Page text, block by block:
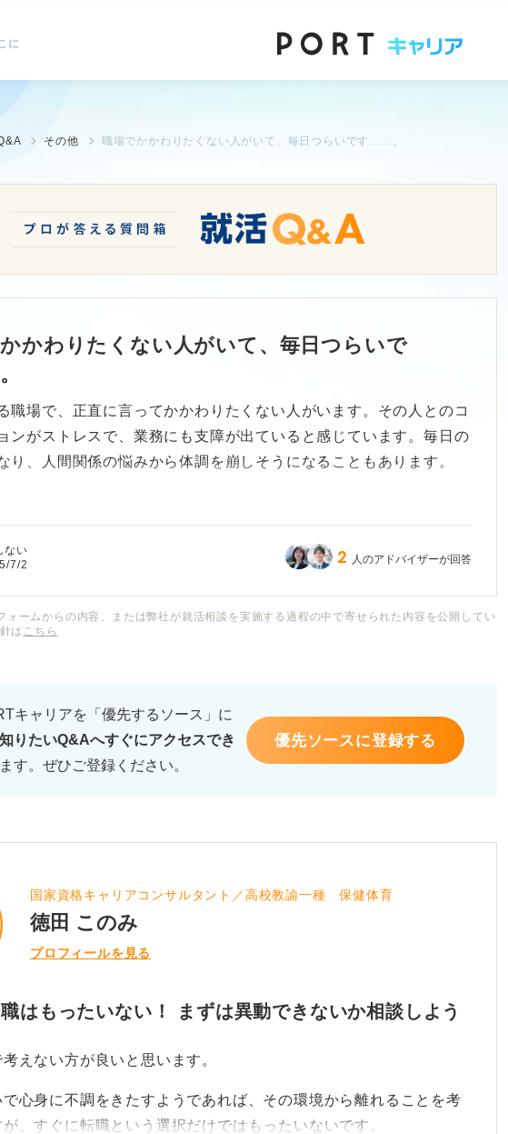
に
その他 職場でかかわりたくない人がいて、毎日つらいです……。
かわりたくない人がいて、毎日つらいで
職場で、正直に言ってかかわりたくない人がいます。その人とのコ
ンがストレスで、業務にも支障が出ていると感じています。毎日の
り、人間関係の悩みから体調を崩しそうになることもあります。
ない
7/2 2 人のアドバイザーが回答
ームからの内容、または弊社が就活相談を実施する過程の中で寄せられた内容を公開してい
は こちら
キャリアを「優先するソース」に
知りたいQ&Aへすぐにアクセスでき
す。ぜひご登録ください。
優先ソースに登録する
国家資格キャリアコンサルタント／高校教諭一種 保健体育
徳田 このみ
プロフィールを見る
はもったいない！ まずは異動できないか相談しよう
えない方が良いと思います。
心身に不調をきたすようであれば、その環境から離れることを考
、すぐに転職という選択だけではもったいないです。